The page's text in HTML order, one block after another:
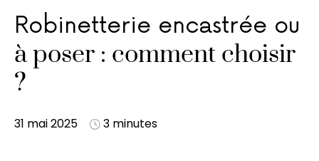
Robinetterie encastrée ou
à poser : comment choisir
?
31 mai 2025 3 minutes